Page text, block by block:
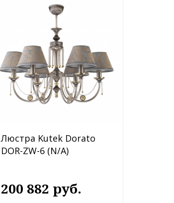
Люстра Kutek Dorato
DOR-ZW-6 (N/A)
200 882 руб.